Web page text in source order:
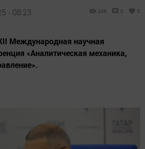
- 08:23 249 0 0
Международная научная
«Аналитическая механика,